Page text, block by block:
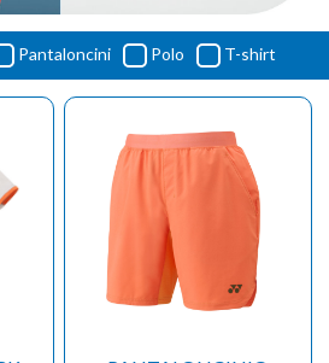
Pantaloncini Polo T-shirt